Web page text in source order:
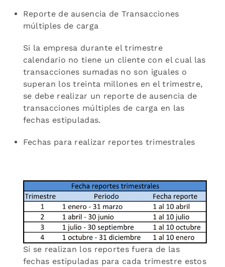
Reporte de ausencia de Transacciones
múltiples de carga
Si la empresa durante el trimestre
calendario no tiene un cliente con el cual las
transacciones sumadas no son iguales o
superan los treinta millones en el trimestre,
se debe realizar un reporte de ausencia de
transacciones múltiples de carga en las
fechas estipuladas.
Fechas para realizar reportes trimestrales
Si se realizan los reportes fuera de las
fechas estipuladas para cada trimestre estos